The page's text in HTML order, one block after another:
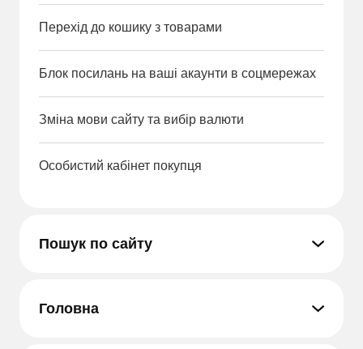
Перехід до кошику з товарами
Блок посилань на ваші акаунти в соцмережах
Зміна мови сайту та вибір валюти
Особистий кабінет покупця
Пошук по сайту
Головна